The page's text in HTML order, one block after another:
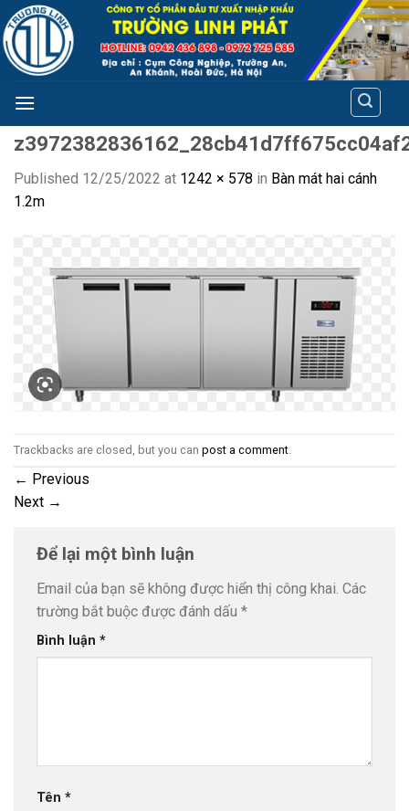
Skip
to
content
Published 12/25/2022 at 1242 × 578 in Bàn mát hai cánh
1.2m
Trackbacks are closed, but you can post a comment
← Previous
Next →
Để lại một bình luận
Email của bạn sẽ không được hiển thị công khai. Các
trường bắt buộc được đánh dấu *
Bình luận *
Tên *